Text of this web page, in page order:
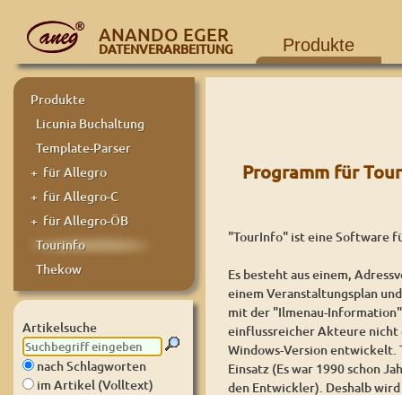
ANANDO EGER
DATENVERARBEITUNG Produkte
Produkte
Licunia Buchaltung
Template-Parser
+ für Allegro
+ für Allegro-C
+ für Allegro-ÖB
Tourinfo
Thekow
Artikelsuche
nach Schlagworten
im Artikel (Volltext)
Programm für
"TourInfo" ist eine Software
Es besteht aus einem,
einem Veranstaltungsplan
mit der "Ilmenau-
einflussreicher Akteure nicht
Windows-Version entwickelt.
Einsatz (Es war 1990 schon
den Entwickler). Deshalb